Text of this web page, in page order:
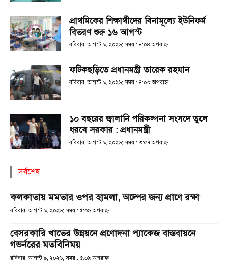
প্রাথমিকের শিক্ষার্থীদের বিনামূল্যে ইউনিফর্ম
বিতরণ শুরু ১৬ আগস্ট
রবিবার, আগস্ট ৯, ২০২৬; সময় : ৪:০৪ অপরাহ্ণ
ফটিকছড়িতে প্রধানমন্ত্রী তারেক রহমান
রবিবার, আগস্ট ৯, ২০২৬; সময় : ৪:০০ অপরাহ্ণ
১০ বছরের জ্বালানি পরিকল্পনা সংসদে তুলে
ধরবে সরকার : প্রধানমন্ত্রী
রবিবার, আগস্ট ৯, ২০২৬; সময় : ৩:৫৭ অপরাহ্ণ
সর্বশেষ
কলকাতায় মমতার ওপর হামলা, অল্পের জন্য প্রাণে রক্ষা
রবিবার, আগস্ট ৯, ২০২৬; সময় : ৫:০৯ অপরাহ্ণ
বেসরকারি খাতের উন্নয়নে প্রণোদনা প্যাকেজ বাস্তবায়নে
গভর্নরের মতবিনিময়
রবিবার, আগস্ট ৯, ২০২৬; সময় : ৫:০৯ অপরাহ্ণ